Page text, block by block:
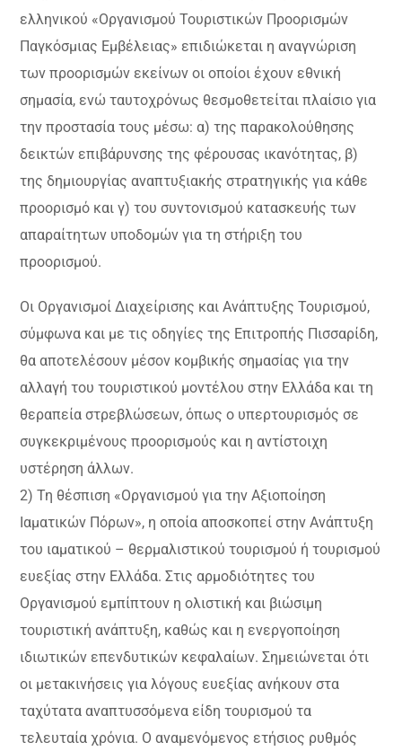
ελληνικού «Οργανισμού Τουριστικών Προορισμών
Παγκόσμιας Εμβέλειας» επιδιώκεται η αναγνώριση
των προορισμών εκείνων οι οποίοι έχουν εθνική
σημασία, ενώ ταυτοχρόνως θεσμοθετείται πλαίσιο για
την προστασία τους μέσω: α) της παρακολούθησης
δεικτών επιβάρυνσης της φέρουσας ικανότητας, β)
της δημιουργίας αναπτυξιακής στρατηγικής για κάθε
προορισμό και γ) του συντονισμού κατασκευής των
απαραίτητων υποδομών για τη στήριξη του
προορισμού.
Οι Οργανισμοί Διαχείρισης και Ανάπτυξης Τουρισμού,
σύμφωνα και με τις οδηγίες της Επιτροπής Πισσαρίδη,
θα αποτελέσουν μέσον κομβικής σημασίας για την
αλλαγή του τουριστικού μοντέλου στην Ελλάδα και τη
θεραπεία στρεβλώσεων, όπως ο υπερτουρισμός σε
συγκεκριμένους προορισμούς και η αντίστοιχη
υστέρηση άλλων.
2) Τη θέσπιση «Οργανισμού για την Αξιοποίηση
Ιαματικών Πόρων», η οποία αποσκοπεί στην Ανάπτυξη
του ιαματικού – θερμαλιστικού τουρισμού ή τουρισμού
ευεξίας στην Ελλάδα. Στις αρμοδιότητες του
Οργανισμού εμπίπτουν η ολιστική και βιώσιμη
τουριστική ανάπτυξη, καθώς και η ενεργοποίηση
ιδιωτικών επενδυτικών κεφαλαίων. Σημειώνεται ότι
οι μετακινήσεις για λόγους ευεξίας ανήκουν στα
ταχύτατα αναπτυσσόμενα είδη τουρισμού τα
τελευταία χρόνια. Ο αναμενόμενος ετήσιος ρυθμός